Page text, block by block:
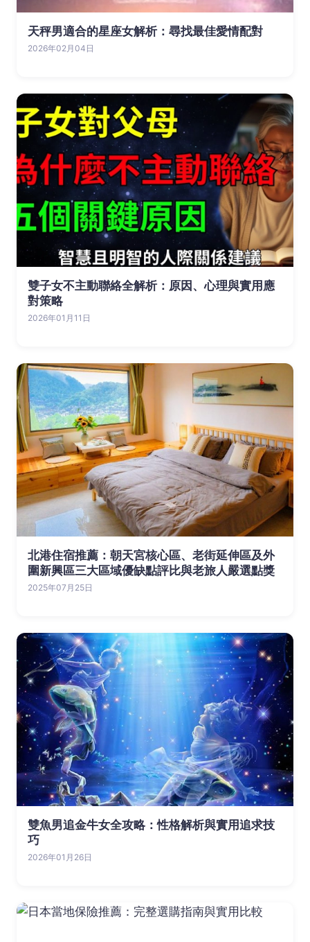
天秤男適合的星座女解析：尋找最佳愛情配對
2026年02月04日
雙子女不主動聯絡全解析：原因、心理與實用應
對策略
2026年01月11日
北港住宿推薦：朝天宮核心區、老街延伸區及外
圍新興區三大區域優缺點評比與老旅人嚴選點獎
2025年07月25日
雙魚男追金牛女全攻略：性格解析與實用追求技
巧
2026年01月26日